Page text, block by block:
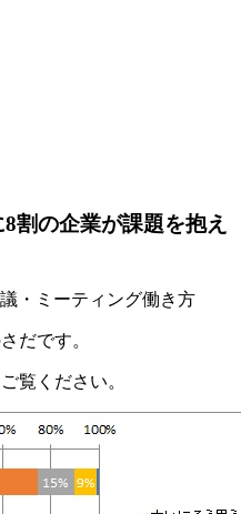
割の企業が課題を抱え
・ミーティング働き方
だです。
覧ください。